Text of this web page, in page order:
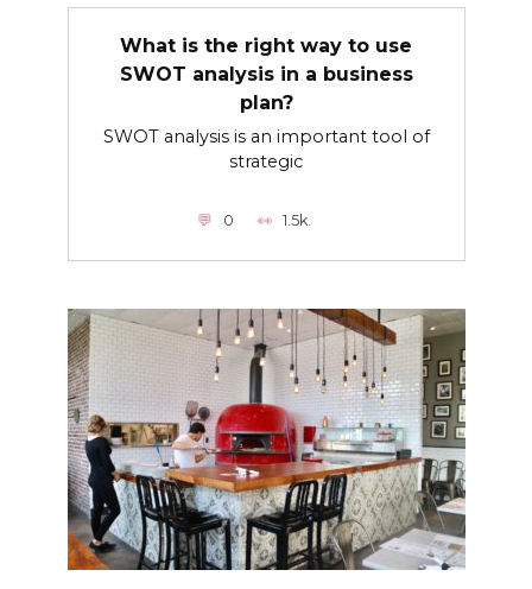
What is the right way to use
SWOT analysis in a business
plan?
SWOT analysis is an important tool of
strategic
0 1.5k.